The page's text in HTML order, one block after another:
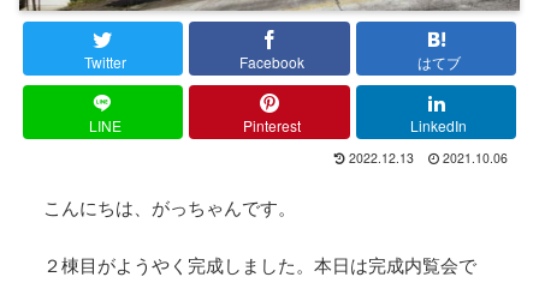
Twitter Facebook はてブ
LINE Pinterest LinkedIn
2022.12.13 2021.10.06
こんにちは、がっちゃんです。
２棟目がようやく完成しました。本日は完成内覧会で